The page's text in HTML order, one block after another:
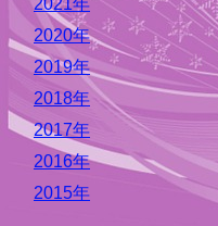
2020年
2019年
2018年
2017年
2016年
2015年